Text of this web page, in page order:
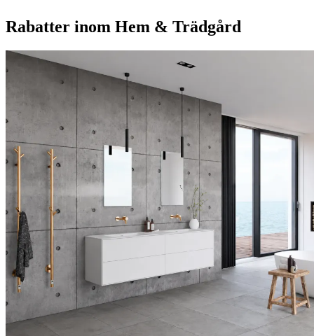
Rabatter inom Hem & Trädgård